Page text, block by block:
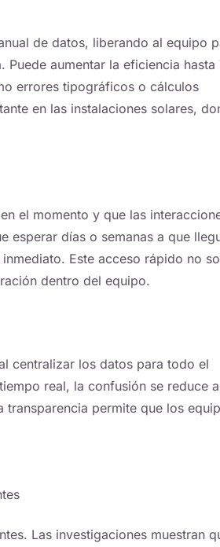
de datos, liberando al equipo
aumentar la eficiencia hasta
errores tipográficos o cálculos
en las instalaciones solares,
el momento y que las
esperar días o semanas a que
Este acceso rápido no
dentro del equipo.
centralizar los datos para todo el
real, la confusión se reduce
permite que los
Las investigaciones muestran